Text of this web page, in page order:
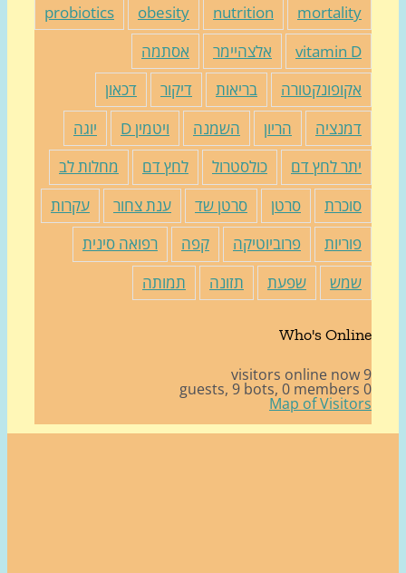
nutrition
obesity
probiotics
vitamin
אלצהיימר
אסתמה
בריאות דיקור
דכאון
הריון השמנה ויטמין D
יוגה
לחץ דם
כולסטרול לחץ דם
מחלות לב
סרטן סרטן שד ענת צחור
עקרות
פרוביוטיקה קפה
רפואה סינית
שפעת תזונה תמותה
Who's
9 bots, 0 members
Map of